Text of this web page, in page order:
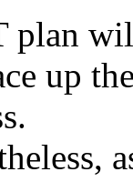
plan
up